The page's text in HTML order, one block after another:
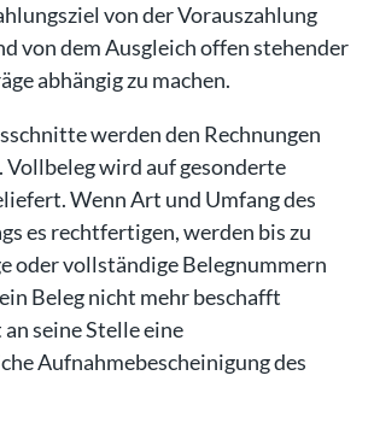
von der Vorauszahlung
von dem Ausgleich offen stehender
abhängig zu machen.
werden den Rechnungen
Vollbeleg wird auf gesonderte
Wenn Art und Umfang des
es rechtfertigen, werden bis zu
oder vollständige Belegnummern
Beleg nicht mehr beschafft
seine Stelle eine
Aufnahmebescheinigung des